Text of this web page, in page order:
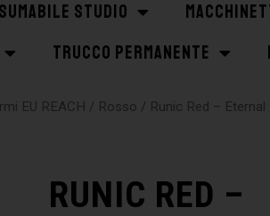
STUDIO
TRUCCO PERMANENTE
EU REACH / Rosso / Runic Red –
RUNIC RED –